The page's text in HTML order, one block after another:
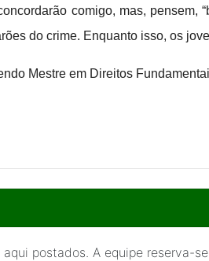
comigo, mas, pensem,
do crime. Enquanto isso, os
Mestre em Direitos
postados. A equipe reserva-